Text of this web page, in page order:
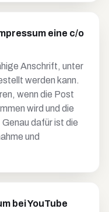
eine c/o
Anschrift, unter
werden kann.
wenn die Post
wird und die
dafür ist die
und
bei YouTube